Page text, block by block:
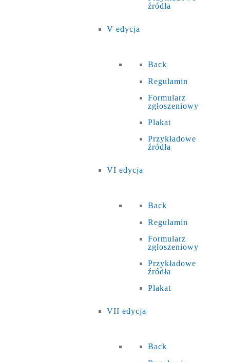
źródła
V edycja
Back
Regulamin
Formularz
zgłoszeniowy
Plakat
Przykładowe
źródła
VI edycja
Back
Regulamin
Formularz
zgłoszeniowy
Przykładowe
źródła
Plakat
VII edycja
Back